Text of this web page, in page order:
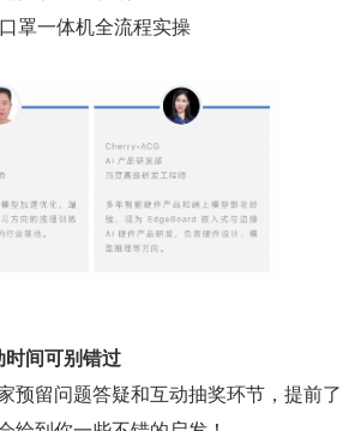
罩一体机全流程实操
间可别错过
预留问题答疑和互动抽奖环节，提前了